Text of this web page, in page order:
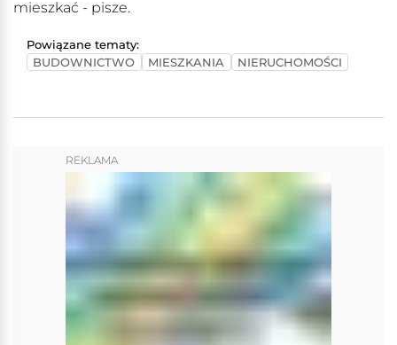
mieszkać - pisze.
Powiązane tematy:
BUDOWNICTWO
MIESZKANIA NIERUCHOMOŚCI
REKLAMA